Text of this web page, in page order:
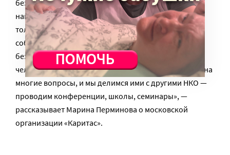
бездомных людей, опираясь на базовые принципы
нашей концепции. Главное в нашей работе — не
только оказывать услуги, но и создавать условия и
события, которые способствуют выходу из
бездомности с опорой на собственные ресурсы
человека, оказавшегося на улице. У нас есть ответы на
многие вопросы, и мы делимся ими с другими НКО —
проводим конференции, школы, семинары», —
рассказывает Марина Перминова о московской
организации «Каритас».